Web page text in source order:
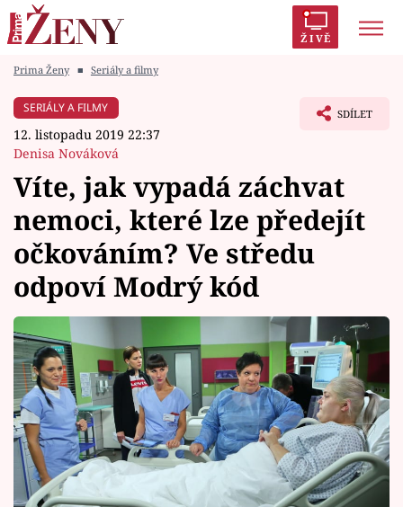
ŽIVĚ
Módní alarm
Témata
Celebrity
Vztahy
Seriály
Horoskopy
Sledujte prima+
Filmový festival Karlovy Vary
Prima Ženy ■ Seriály a filmy
SERIÁLY A FILMY
12. listopadu 2019 22:37
Denisa Nováková
SDÍLET
Víte, jak vypadá záchvat
nemoci, které lze předejít
očkováním? Ve středu
odpoví Modrý kód